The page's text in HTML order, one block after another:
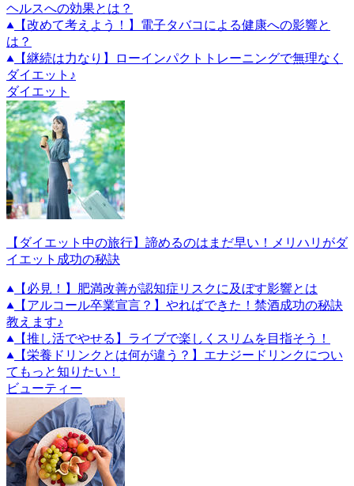
ヘルスへの効果とは？
【改めて考えよう！】電子タバコによる健康への影響と
は？
【継続は力なり】ローインパクトトレーニングで無理なく
ダイエット♪
ダイエット
【ダイエット中の旅行】諦めるのはまだ早い！メリハリがダ
イエット成功の秘訣
【必見！】肥満改善が認知症リスクに及ぼす影響とは
【アルコール卒業宣言？】やればできた！禁酒成功の秘訣
教えます♪
【推し活でやせる】ライブで楽しくスリムを目指そう！
【栄養ドリンクとは何が違う？】エナジードリンクについ
てもっと知りたい！
ビューティー